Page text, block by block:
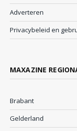
Adverteren
Privacybeleid en
MAXAZINE
Brabant
Gelderland